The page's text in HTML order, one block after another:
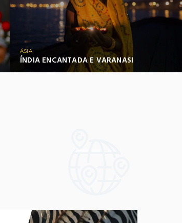
ÁSIA
ÍNDIA ENCANTADA E VARANASI